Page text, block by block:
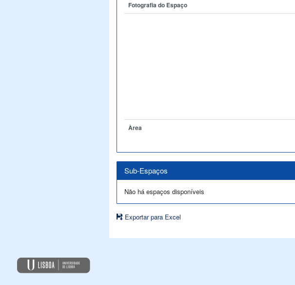
Fotografia do Espaço
Àrea
Sub-Espaços
Não há espaços disponíveis
Exportar para Excel